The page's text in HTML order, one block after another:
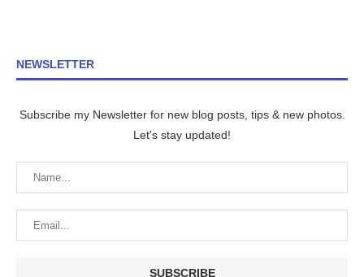
NEWSLETTER
Subscribe my Newsletter for new blog posts, tips & new photos.
Let's stay updated!